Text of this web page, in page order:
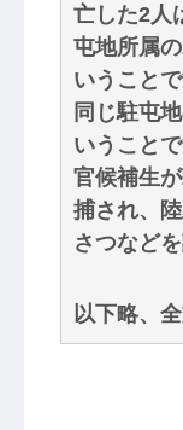
亡した2人
屯地所属
いうこと
同じ駐屯
いうこと
官候補生
捕され、
さつなど
以下略、